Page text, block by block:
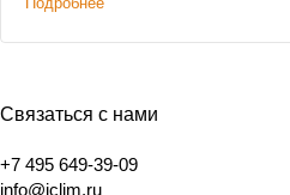
Связаться с нами
+7 495 649-39-09
info@iclim.ru